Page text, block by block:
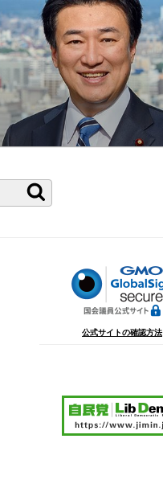
索
公式サイトの確認方法